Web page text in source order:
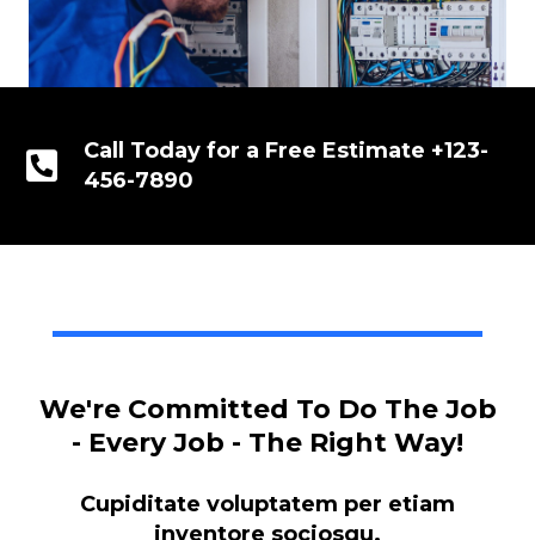
Call Today for a Free Estimate +123-
456-7890
We're Committed To Do The Job
- Every Job - The Right Way!
Cupiditate voluptatem per etiam
inventore sociosqu.